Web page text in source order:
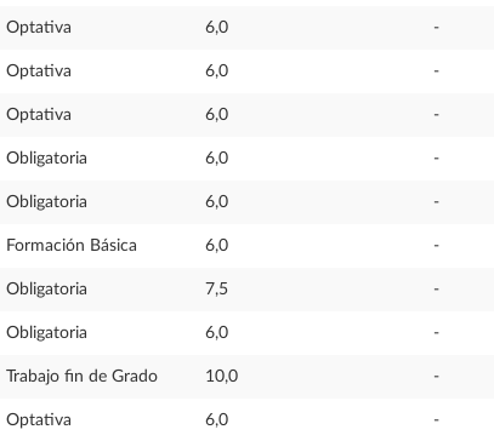
Optativa 6,0 -
Optativa 6,0 -
Optativa 6,0 -
Obligatoria 6,0 -
Obligatoria 6,0 -
Formación Básica 6,0 -
Obligatoria 7,5 -
Obligatoria 6,0 -
Trabajo fin de Grado 10,0 -
Optativa 6,0 -